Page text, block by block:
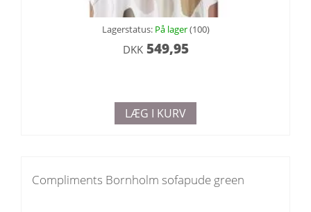
Lagerstatus: På lager(100)
DKK549,95
LÆG I KURV
Compliments Bornholm sofapude green